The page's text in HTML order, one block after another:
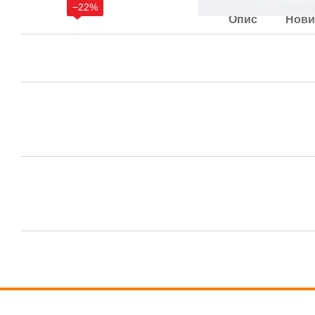
−22%
Опис